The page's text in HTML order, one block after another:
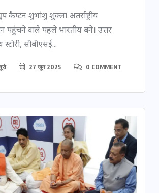
शुभांशु शुक्ला अंतर्राष्ट्रीय
पहुंचने वाले पहले भारतीय बने। उत्तर
स्टोरी, सीबीएसई...
27 जून 2025 0 COMMENT